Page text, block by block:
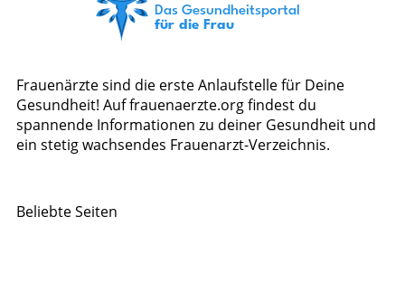
Frauenärzte sind die erste Anlaufstelle für Deine
Gesundheit! Auf frauenaerzte.org findest du
spannende Informationen zu deiner Gesundheit und
ein stetig wachsendes Frauenarzt-Verzeichnis.
Beliebte Seiten